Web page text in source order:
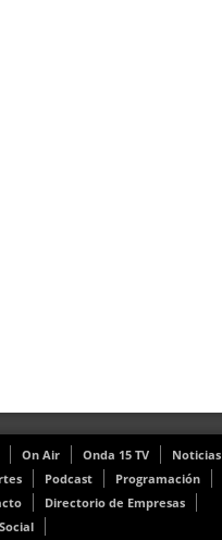
On Air Onda 15 TV
Noticias
Podcast
Programación
Directorio de Empresas